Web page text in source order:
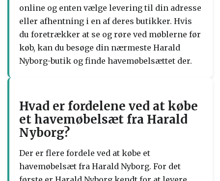
online og enten vælge levering til din adresse
eller afhentning i en af deres butikker. Hvis
du foretrækker at se og røre ved møblerne før
køb, kan du besøge din nærmeste Harald
Nyborg-butik og finde havemøbelsættet der.
Hvad er fordelene ved at købe
et havemøbelsæt fra Harald
Nyborg?
Der er flere fordele ved at købe et
havemøbelsæt fra Harald Nyborg. For det